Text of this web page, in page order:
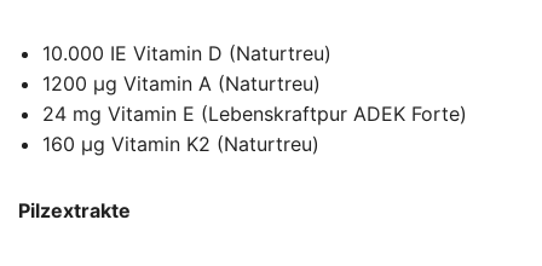
10.000 IE Vitamin D (Naturtreu)
1200 µg Vitamin A (Naturtreu)
24 mg Vitamin E (Lebenskraftpur ADEK Forte)
160 µg Vitamin K2 (Naturtreu)
Pilzextrakte